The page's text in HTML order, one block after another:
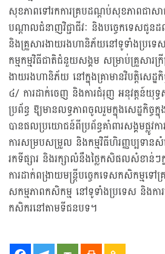
សុខភាពទៅរកការគ្របដណ្តប់សុខភាពជាស
បណ្តាលជំនាញវិជ្ជាជីវៈ និងបច្ចេកទេសជូន
និងគ្រួសារងាយរងហានិភ័យនៅទូទាំងប្រទេ
កម្មកម្មវិធីជាតិជំនួយសង្គម សម្រាប់គ្រួសារក្
ងាយរងហានិភ័យ នៅក្នុងគ្រាមានវិបត្តិសេដ្ឋ
៤/ ការដាក់ចេញ និងការជំរុញ អនុវត្តន៍យុទ្ធស
ប្រព័ន្ធ ឱ្យមានលទ្ធភាពចូលរួមក្នុងសេដ្ឋកិច្ច
បានផលប្រយោជន៍ពីប្រព័ន្ធគាំពារសង្គមផ្លូវ
ការសម្របសម្រួល និងកម្មវិធីហិរញ្ញប្បទា
រកទីផ្សារ និងរក្សាលំនឹងថ្លៃកសិផលសំខាន់
ការដាក់ពង្រាយមន្ត្រីបច្ចេកទេសកសិកម្មទ
សកម្មភាពកសិកម្ម នៅទូទាំងប្រទេស និងកា
កសិករនៅតាមទីជនបទ។